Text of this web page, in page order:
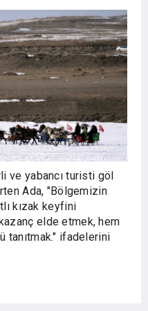
ve yabancı turisti göl
Ada, "Bölgemizin
kızak keyfini
elde etmek, hem
tanıtmak." ifadelerini